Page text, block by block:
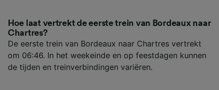
Hoe laat vertrekt de eerste trein van Bordeaux naar
Chartres?
De eerste trein van Bordeaux naar Chartres vertrekt
om 06:46. In het weekeinde en op feestdagen kunnen
de tijden en treinverbindingen variëren.